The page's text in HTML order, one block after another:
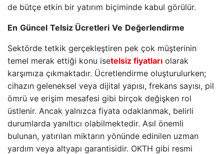
de bütçe etkin bir yatırım biçiminde kabul görülür.
En Güncel Telsiz Ücretleri Ve Değerlendirme
Sektörde tetkik gerçekleştiren pek çok müşterinin
temel merak ettiği konu isetelsiz fiyatları olarak
karşımıza çıkmaktadır. Ücretlendirme oluşturulurken;
cihazın geleneksel veya dijital yapısı, frekans sayısı, pil
ömrü ve erişim mesafesi gibi birçok değişken rol
üstlenir. Ancak yalnızca fiyata odaklanmak, belirli
durumlarda yanıltıcı olabilmektedir. Asıl önemli
bulunan, yatırılan miktarın yönünde edinilen uzman
yardım veya altyapı garantisidir. OKTH gibi resmi